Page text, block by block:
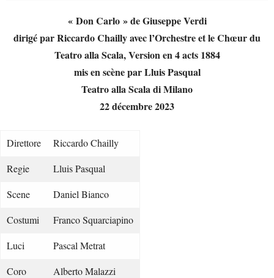
« Don Carlo » de Giuseppe Verdi
dirigé par Riccardo Chailly avec l’Orchestre et le Chœur du
Teatro alla Scala, Version en 4 acts 1884
mis en scène par Lluis Pasqual
Teatro alla Scala di Milano
22 décembre 2023
Direttore
Riccardo Chailly
Regie
Lluis Pasqual
Scene
Daniel Bianco
Costumi
Franco Squarciapino
Luci
Pascal Metrat
Coro
Alberto Malazzi